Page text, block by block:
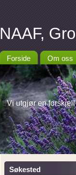
NAAF,
Forside Om oss
Vi utgjør en forskjell
Søkested